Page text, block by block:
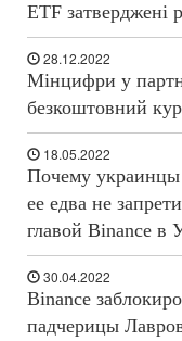
ETF
28.12.2022
Мінцифри у
безкоштовний
18.05.2022
Почему украинцы
ее едва не
главой Binance в
30.04.2022
Binance
падчерицы